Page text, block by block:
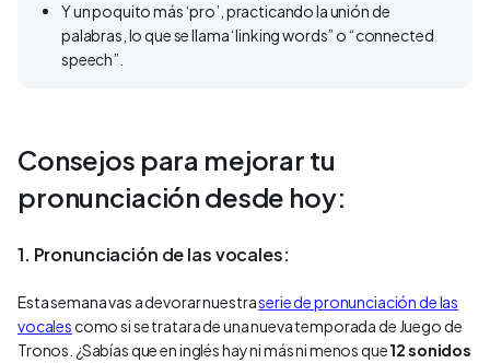
Y un poquito más ‘pro’, practicando la unión de
palabras, lo que se llama ‘linking words” o “connected
speech”.
Consejos para mejorar tu
pronunciación desde hoy:
1. Pronunciación de las vocales:
Esta semana vas a devorar nuestraserie de pronunciación de las
vocalescomo si se tratara de una nueva temporada de Juego de
Tronos. ¿Sabías que en inglés hay ni más ni menos que12 sonidos